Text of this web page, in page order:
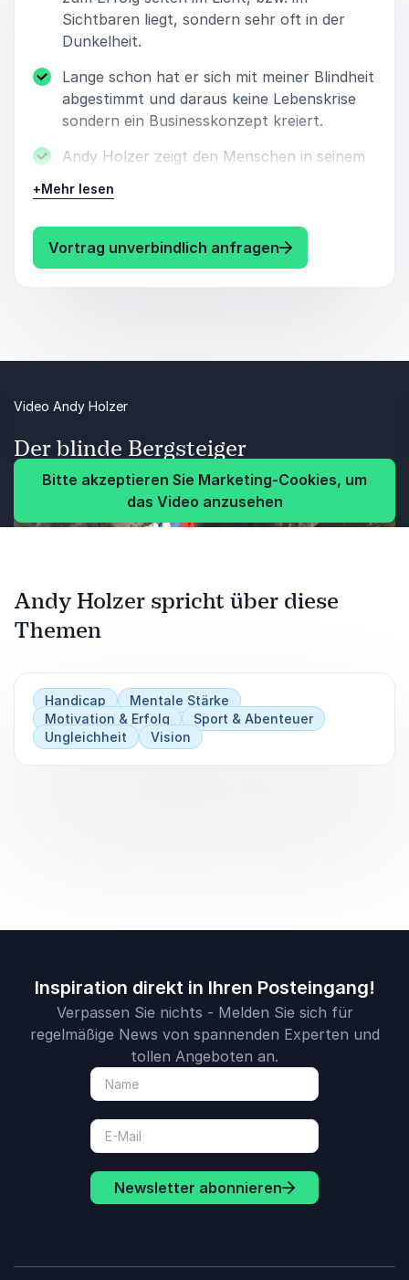
Sichtbaren liegt, sondern sehr oft in der
Dunkelheit.
Lange schon hat er sich mit meiner Blindheit
abgestimmt und daraus keine Lebenskrise
sondern ein Businesskonzept kreiert.
Andy Holzer zeigt den Menschen in seinem
auf, in die nicht schreckliche Ungewissheit
+Mehr lesen
Vortrag unverbindlich anfragen: Andy Holzer
Der blinde Bergsteiger
Video Andy Holzer
Bitte akzeptieren Sie Marketing-Cookies, um
das Video anzusehen
Andy Holzer spricht über diese
Themen
Handicap
Mentale Stärke
Motivation & Erfolg
Sport & Abenteuer
Ungleichheit
Vision
Inspiration direkt in Ihren Posteingang!
Verpassen Sie nichts - Melden Sie sich für
regelmäßige News von spannenden Experten und
tollen Angeboten an.
Newsletter abonnieren